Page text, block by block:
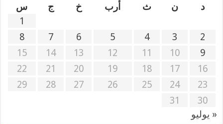
د
ن ث أرب خ ج
س
1
2
3
4
5
6
7
8
9
10
11
12
13
14
15
16
17
18
19
20
21
22
23
24
25
26
27
28
29
30
31
« يوليو